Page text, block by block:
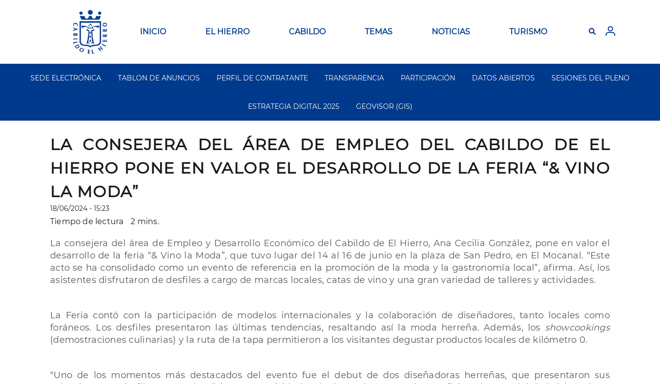
Main
INICIO EL HIERRO CABILDO TEMAS NOTICIAS TURISMO
Segundo
SEDE ELECTRÓNICA TABLON DE ANUNCIOS PERFIL DE CONTRATANTE TRANSPARENCIA PARTICIPACIÓN DATOS ABIERTOS SESIONES DEL PLENO
ESTRATEGIA DIGITAL 2025 GEOVISOR (GIS)
LA CONSEJERA DEL ÁREA DE EMPLEO DEL CABILDO DE EL
HIERRO PONE EN VALOR EL DESARROLLO DE LA FERIA “& VINO
LA MODA”
18/06/2024 - 15:23
Tiempo de lectura 2 mins.
La consejera del área de Empleo y Desarrollo Económico del Cabildo de El Hierro, Ana Cecilia González, pone en valor el
desarrollo de la feria “& Vino la Moda”, que tuvo lugar del 14 al 16 de junio en la plaza de San Pedro, en El Mocanal. “Este
acto se ha consolidado como un evento de referencia en la promoción de la moda y la gastronomía local”, afirma. Así, los
asistentes disfrutaron de desfiles a cargo de marcas locales, catas de vino y una gran variedad de talleres y actividades.
La Feria contó con la participación de modelos internacionales y la colaboración de diseñadores, tanto locales como
foráneos. Los desfiles presentaron las últimas tendencias, resaltando así la moda herreña. Además, los showcookings
(demostraciones culinarias) y la ruta de la tapa permitieron a los visitantes degustar productos locales de kilómetro 0.
“Uno de los momentos más destacados del evento fue el debut de dos diseñadoras herreñas, que presentaron sus